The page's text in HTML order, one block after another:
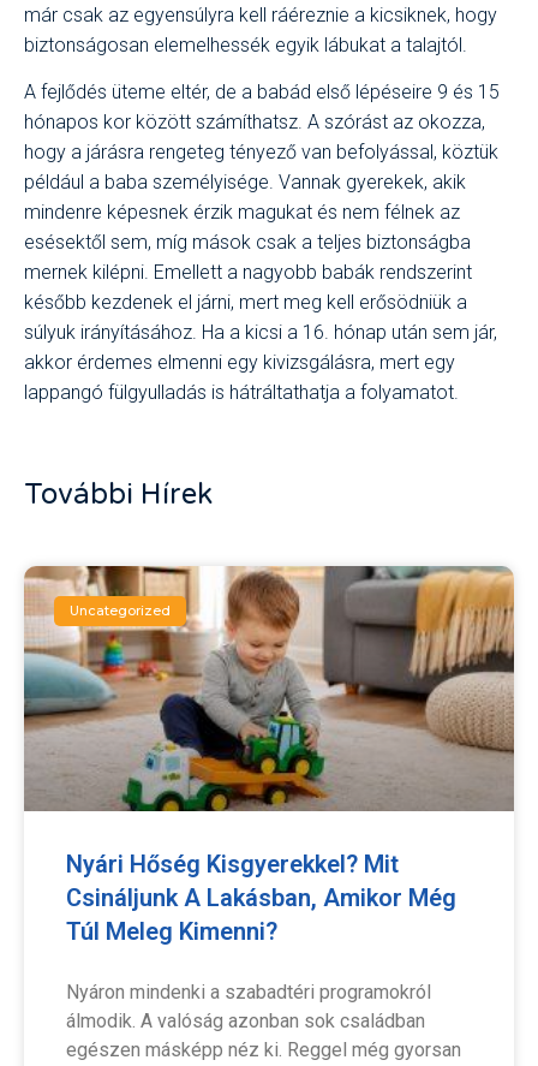
már csak az egyensúlyra kell ráéreznie a kicsiknek, hogy
biztonságosan elemelhessék egyik lábukat a talajtól.
A fejlődés üteme eltér, de a babád első lépéseire 9 és 15
hónapos kor között számíthatsz. A szórást az okozza,
hogy a járásra rengeteg tényező van befolyással, köztük
például a baba személyisége. Vannak gyerekek, akik
mindenre képesnek érzik magukat és nem félnek az
esésektől sem, míg mások csak a teljes biztonságba
mernek kilépni. Emellett a nagyobb babák rendszerint
később kezdenek el járni, mert meg kell erősödniük a
súlyuk irányításához. Ha a kicsi a 16. hónap után sem jár,
akkor érdemes elmenni egy kivizsgálásra, mert egy
lappangó fülgyulladás is hátráltathatja a folyamatot.
További Hírek
Uncategorized
Nyári Hőség Kisgyerekkel? Mit
Csináljunk A Lakásban, Amikor Még
Túl Meleg Kimenni?
Nyáron mindenki a szabadtéri programokról
álmodik. A valóság azonban sok családban
egészen másképp néz ki. Reggel még gyorsan